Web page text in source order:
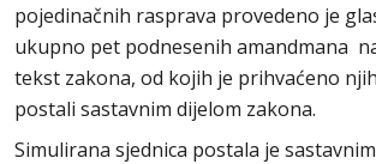
pojedinačnih rasprava provedeno je
ukupno pet podnesenih amandmana
tekst zakona, od kojih je prihvaćeno
postali sastavnim dijelom zakona.
Simulirana sjednica postala je